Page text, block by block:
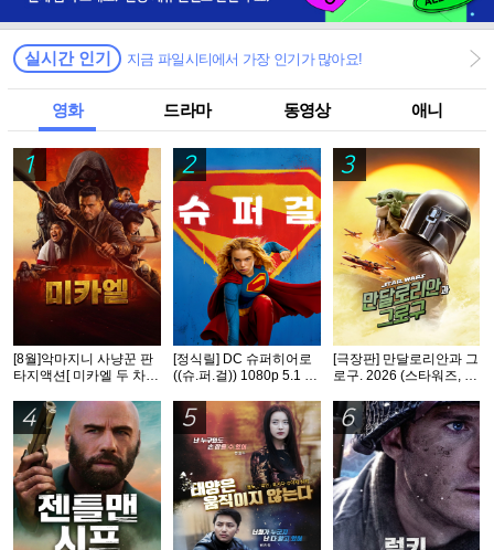
실시간 인기 지금 파일시티에서 가장 인기가 많아요!
영화 드라마 동영상 애니
1
[8월]악마지니 사냥꾼 판
타지액션[ 미카엘 두 차원
2
[정식릴] DC 슈퍼히어로
((슈.퍼.걸)) 1080p 5.1 공
3
[극장판] 만달로리안과 그
로구. 2026 (스타워즈, 12
4 5 6